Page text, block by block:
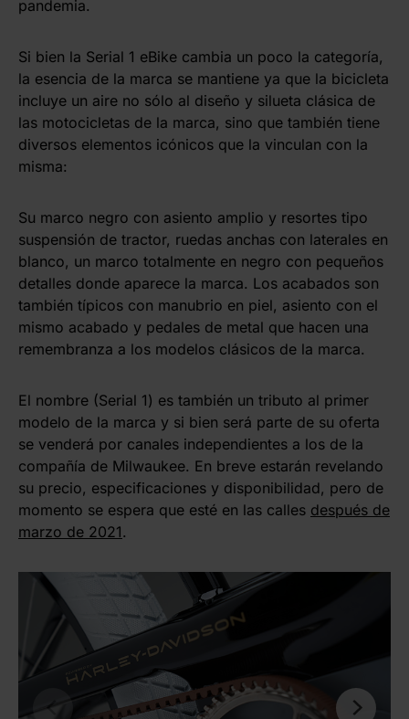
pandemia.
Si bien la Serial 1 eBike cambia un poco la categoría,
la esencia de la marca se mantiene ya que la bicicleta
incluye un aire no sólo al diseño y silueta clásica de
las motocicletas de la marca, sino que también tiene
diversos elementos icónicos que la vinculan con la
misma:
Su marco negro con asiento amplio y resortes tipo
suspensión de tractor, ruedas anchas con laterales en
blanco, un marco totalmente en negro con pequeños
detalles donde aparece la marca. Los acabados son
también típicos con manubrio en piel, asiento con el
mismo acabado y pedales de metal que hacen una
remembranza a los modelos clásicos de la marca.
El nombre (Serial 1) es también un tributo al primer
modelo de la marca y si bien será parte de su oferta
se venderá por canales independientes a los de la
compañía de Milwaukee. En breve estarán revelando
su precio, especificaciones y disponibilidad, pero de
momento se espera que esté en las calles después de
marzo de 2021.